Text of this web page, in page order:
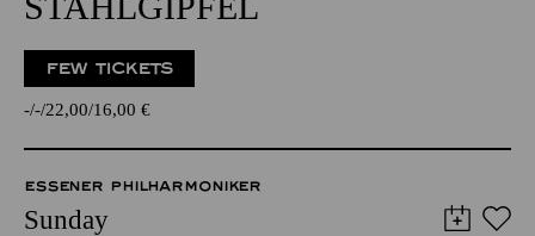
FEW TICKETS
- - 22,00 16,00 €
ESSENER PHILHARMONIKER
Sunday